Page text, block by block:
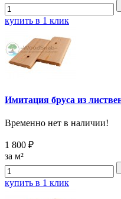
купить в 1 клик
Имитация бруса из
Временно нет в наличии!
1 800 ₽
за м²
купить в 1 клик